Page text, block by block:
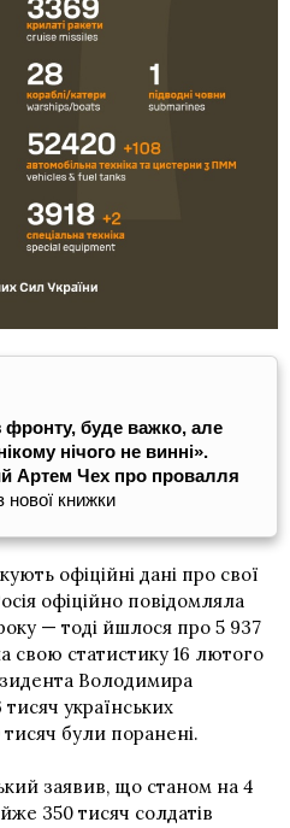
фронту, буде важко, але
нічого не винні».
Артем Чех про провалля
книжки
офіційні дані про свої
офіційно повідомляла
— тоді йшлося про 5 937
свою статистику 16 лютого
Володимира
українських
були поранені.
заявив, що станом на 4
350 тисяч солдатів